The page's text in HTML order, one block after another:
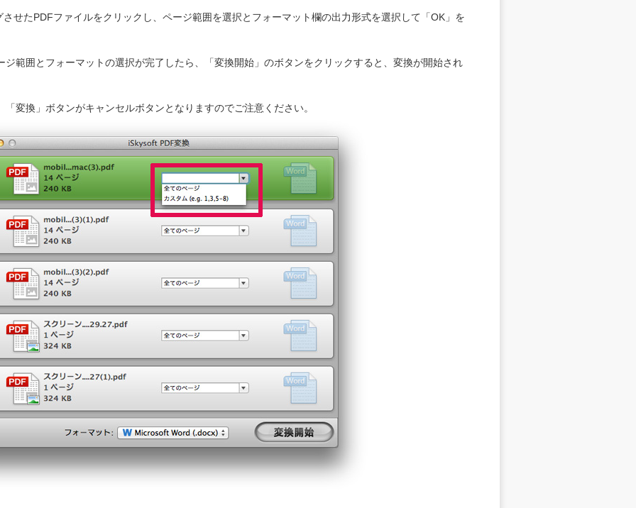
せたPDFファイルをクリックし、ページ範囲を選択とフォーマット欄の出力形式を選択して「OK」を
ジ範囲とフォーマットの選択が完了したら、「変換開始」のボタンをクリックすると、変換が開始され
変換」ボタンがキャンセルボタンとなりますのでご注意ください。